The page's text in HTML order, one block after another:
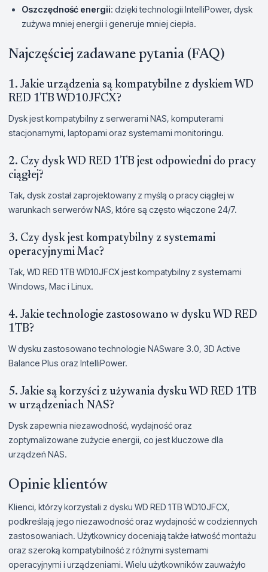
Oszczędność energii: dzięki technologii IntelliPower, dysk
zużywa mniej energii i generuje mniej ciepła.
Najczęściej zadawane pytania (FAQ)
1. Jakie urządzenia są kompatybilne z dyskiem WD
RED 1TB WD10JFCX?
Dysk jest kompatybilny z serwerami NAS, komputerami
stacjonarnymi, laptopami oraz systemami monitoringu.
2. Czy dysk WD RED 1TB jest odpowiedni do pracy
ciągłej?
Tak, dysk został zaprojektowany z myślą o pracy ciągłej w
warunkach serwerów NAS, które są często włączone 24/7.
3. Czy dysk jest kompatybilny z systemami
operacyjnymi Mac?
Tak, WD RED 1TB WD10JFCX jest kompatybilny z systemami
Windows, Mac i Linux.
4. Jakie technologie zastosowano w dysku WD RED
1TB?
W dysku zastosowano technologie NASware 3.0, 3D Active
Balance Plus oraz IntelliPower.
5. Jakie są korzyści z używania dysku WD RED 1TB
w urządzeniach NAS?
Dysk zapewnia niezawodność, wydajność oraz
zoptymalizowane zużycie energii, co jest kluczowe dla
urządzeń NAS.
Opinie klientów
Klienci, którzy korzystali z dysku WD RED 1TB WD10JFCX,
podkreślają jego niezawodność oraz wydajność w codziennych
zastosowaniach. Użytkownicy doceniają także łatwość montażu
oraz szeroką kompatybilność z różnymi systemami
operacyjnymi i urządzeniami. Wielu użytkowników zauważyło